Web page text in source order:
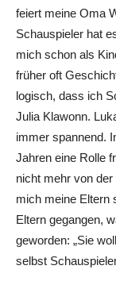
feiert meine Oma
Schauspieler hat
mich schon als
früher oft
logisch, dass ich
Julia Klawonn.
immer spannend.
Jahren eine Rolle
nicht mehr von
mich meine Eltern
Eltern gegangen,
geworden: „Sie
selbst